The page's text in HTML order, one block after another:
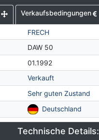
Verkaufsbedingungen
FRECH
DAW 50
01.1992
Verkauft
Sehr guten Zustand
Deutschland
Technische Details: